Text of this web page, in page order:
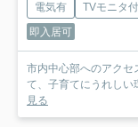
電気有
TVモニタ
即入居可
市内中心部へのアクセ
て、子育てにうれしい
見る